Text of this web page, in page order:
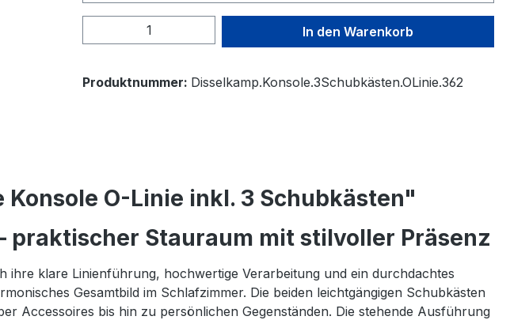
Produkt Anzahl: Gib den gewünschten Wert
In den Warenkorb
Produktnummer: Disselkamp.Konsole.3Schubkästen.OLinie.362
O-Linie inkl. 3 Schubkästen"
praktischer Stauraum mit stilvoller Präsenz
ihre klare Linienführung, hochwertige Verarbeitung und ein durchdachtes
Gesamtbild im Schlafzimmer. Die beiden leichtgängigen Schubkästen
Accessoires bis hin zu persönlichen Gegenständen. Die stehende Ausführung